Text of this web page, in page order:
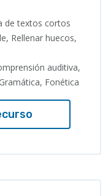
de textos cortos
Rellenar huecos,
auditiva,
Fonética